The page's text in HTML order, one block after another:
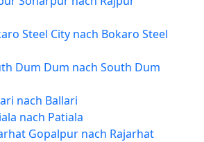
Steel City nach Bokaro Steel
Dum Dum nach South Dum
nach Ballari
nach Patiala
Gopalpur nach Rajarhat